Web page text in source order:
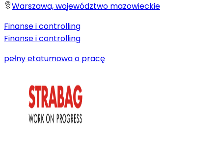
Warszawa, województwo mazowieckie
Finanse i controlling
Finanse i controlling
pełny etatumowa o pracę